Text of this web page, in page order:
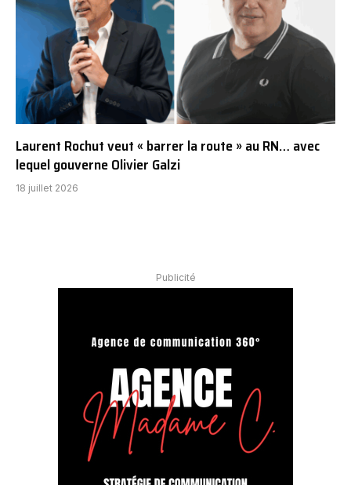
Laurent Rochut veut « barrer la route » au RN… avec
lequel gouverne Olivier Galzi
18 juillet 2026
Publicité